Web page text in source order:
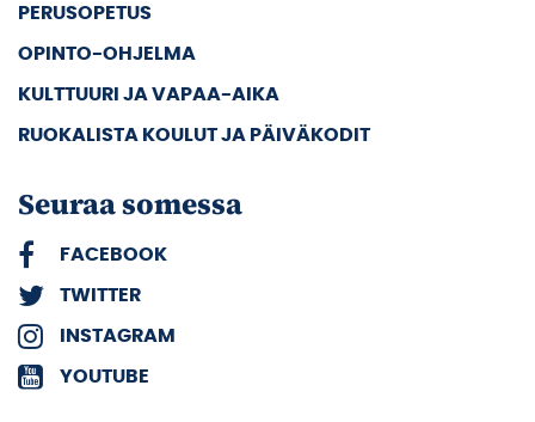
PERUSOPETUS
OPINTO-OHJELMA
KULTTUURI JA VAPAA-AIKA
RUOKALISTA KOULUT JA PÄIVÄKODIT
Seuraa somessa
FACEBOOK
TWITTER
INSTAGRAM
YOUTUBE